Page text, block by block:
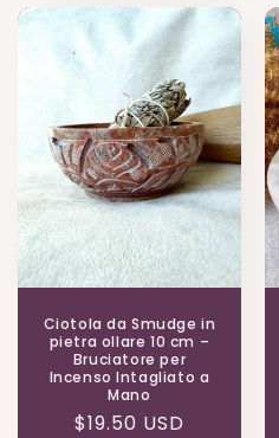
Ciotola da Smudge in
pietra ollare 10 cm –
Bruciatore per
Incenso Intagliato a
Mano
Prezzo
$19.50 USD